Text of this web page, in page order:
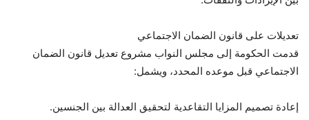
تعديلات على قانون الضمان الاجتماعي
قدمت الحكومة إلى مجلس النواب مشروع تعديل قانون الضمان
الاجتماعي قبل موعده المحدد، ويشمل:
إعادة تصميم المزايا التقاعدية لتحقيق العدالة بين الجنسين.